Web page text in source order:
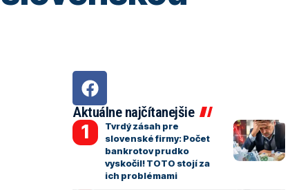
Aktuálne najčítanejšie
Tvrdý zásah pre
slovenské firmy: Počet
bankrotov prudko
vyskočil! TOTO stojí za
ich problémami